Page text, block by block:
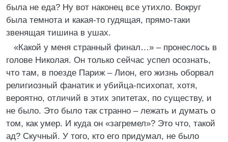
была не еда? Ну вот наконец все утихло. Вокруг
была темнота и какая-то гудящая, прямо-таки
звенящая тишина в ушах.
«Какой у меня странный финал…» – пронеслось в
голове Николая. Он только сейчас успел осознать,
что там, в поезде Париж – Лион, его жизнь оборвал
религиозный фанатик и убийца-психопат, хотя,
вероятно, отличий в этих эпитетах, по существу, и
не было. Это было так странно – лежать и думать о
том, как умер. И куда он «загремел»? Это что, такой
ад? Скучный. У того, кто его придумал, не было